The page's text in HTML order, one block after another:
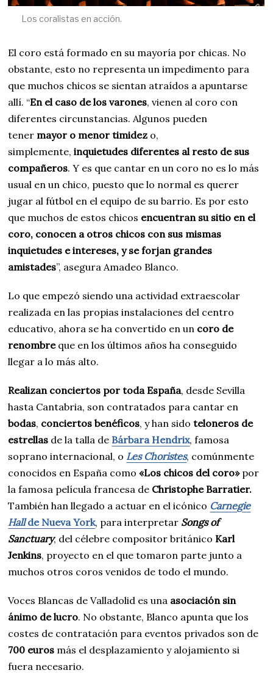
Los coralistas en acción.
El coro está formado en su mayoría por chicas. No
obstante, esto no representa un impedimento para
que muchos chicos se sientan atraídos a apuntarse
allí. “En el caso de los varones, vienen al coro con
diferentes circunstancias. Algunos pueden
tener mayor o menor timidez o,
simplemente,inquietudes diferentes al resto de sus
compañeros. Y es que cantar en un coro no es lo más
usual en un chico, puesto que lo normal es querer
jugar al fútbol en el equipo de su barrio. Es por esto
que muchos de estos chicos encuentran su sitio en el
coro, conocen a otros chicos con sus mismas
inquietudes e intereses, y se forjan grandes
amistades”, asegura Amadeo Blanco.
Lo que empezó siendo una actividad extraescolar
realizada en las propias instalaciones del centro
educativo, ahora se ha convertido en un coro de
renombreque en los últimos años ha conseguido
llegar a lo más alto.
Realizan conciertos por toda España, desde Sevilla
hasta Cantabria, son contratados para cantar en
bodas, conciertos benéficos, y han sidoteloneros de
estrellas de la talla de Bárbara Hendrix, famosa
soprano internacional, o Les Choristes, comúnmente
conocidos en España como «Los chicos del coro» por
la famosa película francesa de Christophe Barratier.
También han llegado a actuar en el icónico Carnegie
Hallde Nueva York, para interpretar Songs of
Sanctuary, del célebre compositor británico Karl
Jenkins, proyecto en el que tomaron parte junto a
muchos otros coros venidos de todo el mundo.
Voces Blancas de Valladolid es una asociación sin
ánimo de lucro. No obstante, Blanco apunta que los
costes de contratación para eventos privados son de
700 euros más el desplazamiento y alojamiento si
fuera necesario.